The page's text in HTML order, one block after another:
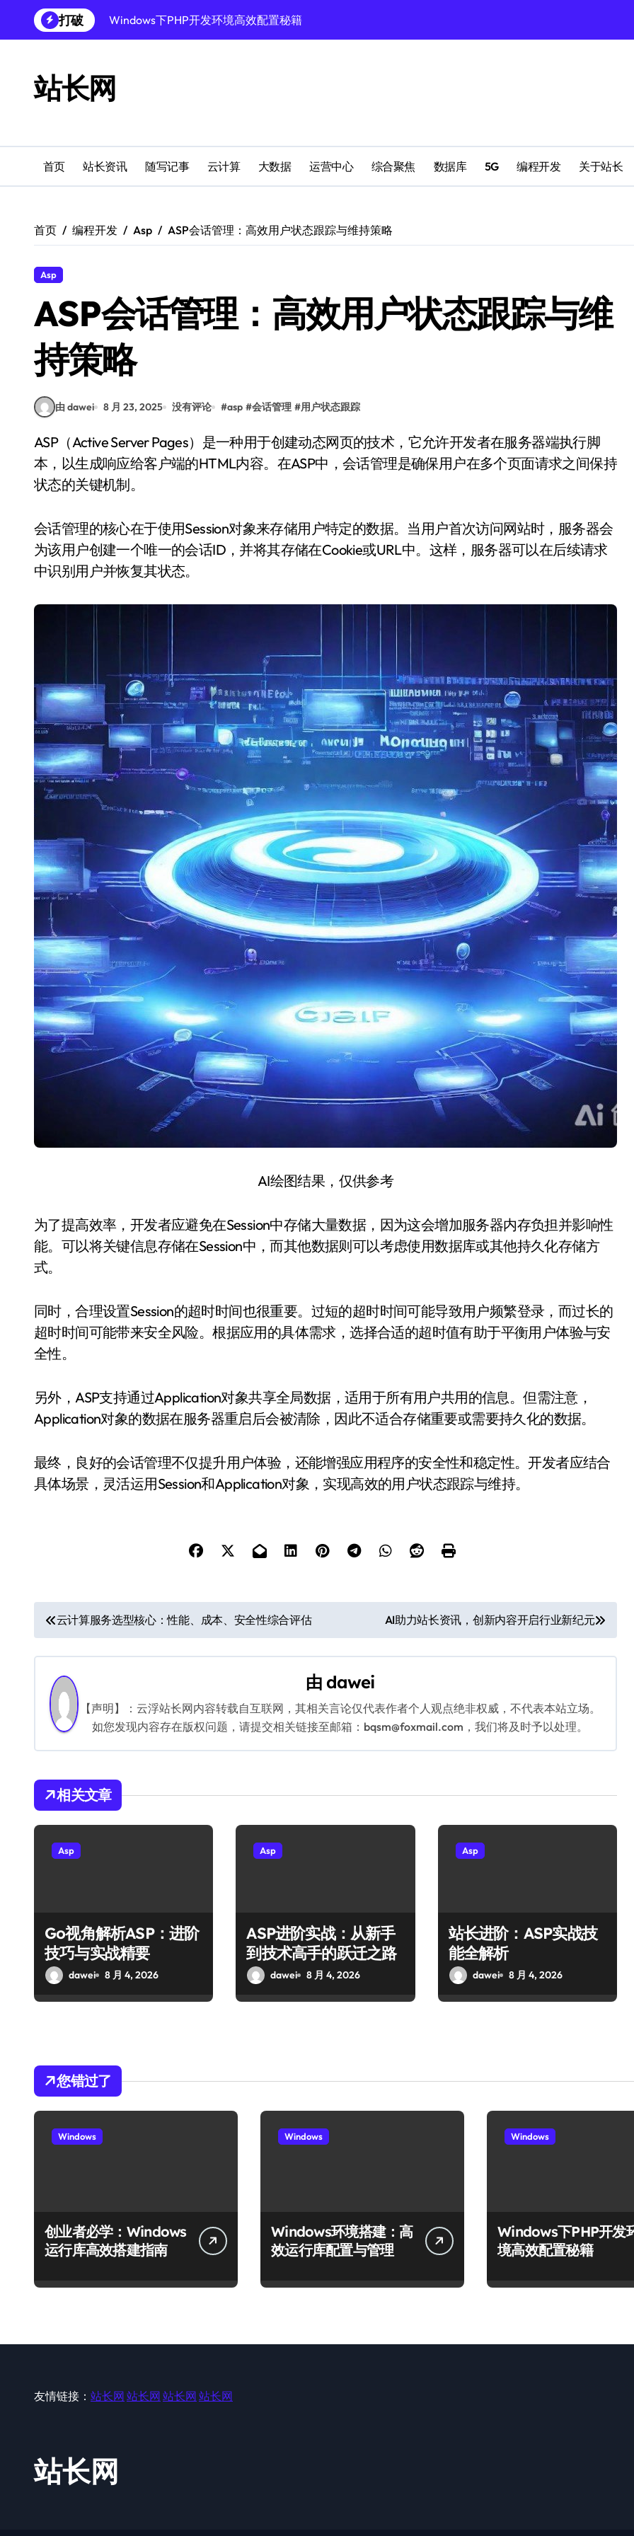
到
打破
Windows下PHP开发环境高效配置秘籍
Windows多媒体开发环境搭建与运行库管理
外闻洞察促融合，科技赋能站长运营
机器学习赋能站长：技术跨界新视界
机器学习驱动站长跨界融合新生态
创业者必学：Windows运行库高效搭建指南
站长网
首页 站长资讯 随写记事 云计算 大数据 运营中心 综合聚焦 数据库 5G 编程开发 关于站长
首页 编程开发 Asp ASP会话管理：高效用户状态跟踪与维持策略
Asp
ASP会话管理：高效用户状态跟踪与维
持策略
由 dawei 8 月 23, 2025 没有评论 #asp #会话管理 #用户状态跟踪
ASP（Active Server Pages）是一种用于创建动态网页的技术，它允许开发者在服务器端执行脚
本，以生成响应给客户端的HTML内容。在ASP中，会话管理是确保用户在多个页面请求之间保持
状态的关键机制。
会话管理的核心在于使用Session对象来存储用户特定的数据。当用户首次访问网站时，服务器会
为该用户创建一个唯一的会话ID，并将其存储在Cookie或URL中。这样，服务器可以在后续请求
中识别用户并恢复其状态。
AI绘图结果，仅供参考
为了提高效率，开发者应避免在Session中存储大量数据，因为这会增加服务器内存负担并影响性
能。可以将关键信息存储在Session中，而其他数据则可以考虑使用数据库或其他持久化存储方
式。
同时，合理设置Session的超时时间也很重要。过短的超时时间可能导致用户频繁登录，而过长的
超时时间可能带来安全风险。根据应用的具体需求，选择合适的超时值有助于平衡用户体验与安
全性。
另外，ASP支持通过Application对象共享全局数据，适用于所有用户共用的信息。但需注意，
Application对象的数据在服务器重启后会被清除，因此不适合存储重要或需要持久化的数据。
最终，良好的会话管理不仅提升用户体验，还能增强应用程序的安全性和稳定性。开发者应结合
具体场景，灵活运用Session和Application对象，实现高效的用户状态跟踪与维持。
文
章
导
航
云计算服务选型核心：性能、成本、安全性综合评估 AI助力站长资讯，创新内容开启行业新纪元
由 dawei
【声明】：云浮站长网内容转载自互联网，其相关言论仅代表作者个人观点绝非权威，不代表本站立场。
如您发现内容存在版权问题，请提交相关链接至邮箱：bqsm@foxmail.com，我们将及时予以处理。
相关文章
Asp
Go视角解析ASP：进阶
技巧与实战精要
dawei 8 月 4, 2026
Asp
ASP进阶实战：从新手
到技术高手的跃迁之路
dawei 8 月 4, 2026
Asp
站长进阶：ASP实战技
能全解析
dawei 8 月 4, 2026
您错过了
Windows
创业者必学：Windows
运行库高效搭建指南
Windows
Windows环境搭建：高
效运行库配置与管理
Windows
Windows下PHP开发
境高效配置秘籍
友情链接： 站长网 站长网 站长网 站长网
站长网